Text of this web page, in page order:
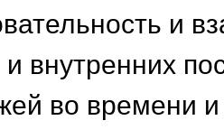
и
внутренних
во времени и